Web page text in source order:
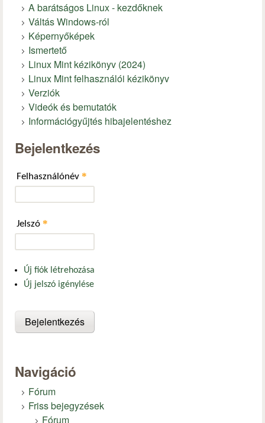
A barátságos Linux - kezdőknek
Váltás Windows-ról
Képernyőképek
Ismertető
Linux Mint kézikönyv (2024)
Linux Mint felhasználói kézikönyv
Verziók
Videók és bemutatók
Információgyűjtés hibajelentéshez
Bejelentkezés
Felhasználónév *
Jelszó *
Új fiók létrehozása
Új jelszó igénylése
Navigáció
Fórum
Friss bejegyzések
Fórum